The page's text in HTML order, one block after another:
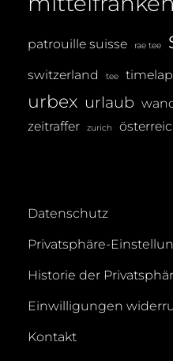
patrouille suisse rae tee
switzerland tee
urbex urlaub
zeitraffer
zurich
Datenschutz
Privatsphäre-
Historie der
Einwilligungen
Kontakt